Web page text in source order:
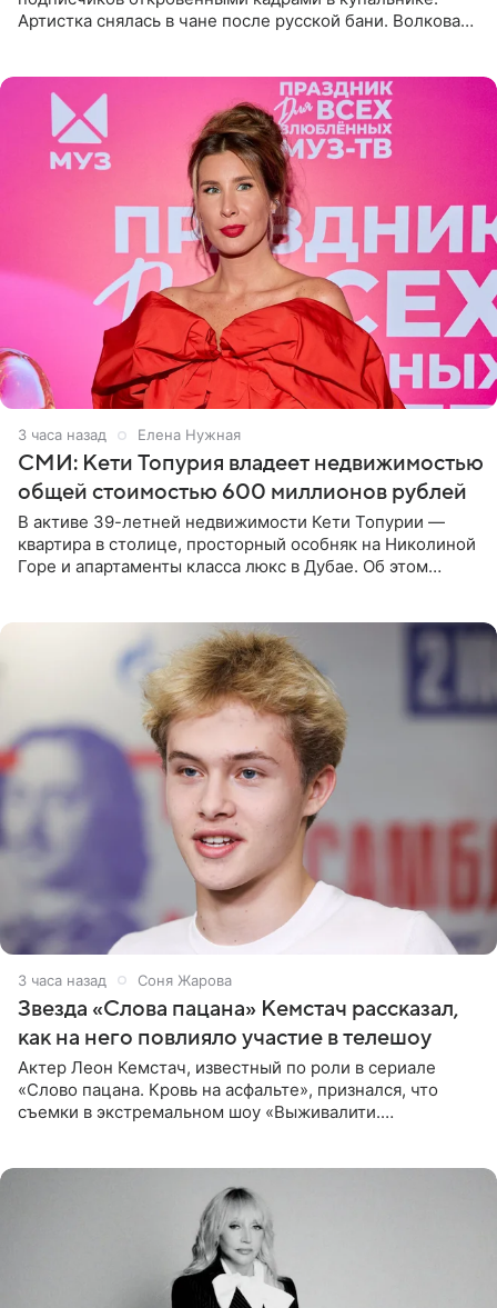
Артистка снялась в чане после русской бани. Волкова
3 часа назад Елена Нужная
СМИ: Кети Топурия владеет недвижимостью
общей стоимостью 600 миллионов рублей
В активе 39-летней недвижимости Кети Топурии —
квартира в столице, просторный особняк на Николиной
Горе и апартаменты класса люкс в Дубае. Об этом
3 часа назад Соня Жарова
Звезда «Слова пацана» Кемстач рассказал,
как на него повлияло участие в телешоу
Актер Леон Кемстач, известный по роли в сериале
«Слово пацана. Кровь на асфальте», признался, что
съемки в экстремальном шоу «Выживалити.